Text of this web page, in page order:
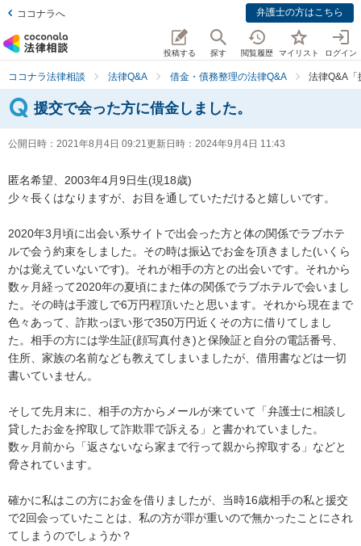
ココナラへ 弁護士の方はこちら
投稿する 探す 閲覧履歴 マイリスト ログイン
ココナラ法律相談 法律Q&A 借金・債務整理の法律Q&A 法律Q&A「
援交で会った方に借金しました。
公開日時： 2021年8月4日 09:21更新日時： 2024年9月4日 11:43
匿名希望、2003年4月9日生(現18歳)
少々長くはなりますが、お目を通していただけると嬉しいです。
2020年3月頃に出会い系サイトで出会った方と体の関係でラブホテ
ルで会う約束をしました。その時は振込でお金を頂きました(いくら
かは覚えていないです)。それが相手の方との出会いです。それから
数ヶ月経って2020年の夏頃にまた体の関係でラブホテルで会いまし
た。その時は手渡しで6万円程頂いたと思います。それから現在まで
色々あって、詐欺っぽい形で350万円近くその方に借りてしまし
た。相手の方には学生証(顔写真付き)と保険証と自分の電話番号、
住所、家族の名前なども教えてしまいましたが、借用書などは一切
書いていません。
そして先月末に、相手の方からメールが来ていて「弁護士に相談し
貸したお金を搾取して詐欺罪で訴える」と書かれていました。
数ヶ月前から「返さないなら家まで行って親から搾取する」などと
脅されています。
確かに私はこの方にお金を借りましたが、当時16歳相手の私と援交
で2回会っていたことは、私の方が罪が重いので無かったことにされ
てしまうのでしょうか？